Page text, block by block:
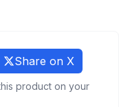
Share on X
product on your